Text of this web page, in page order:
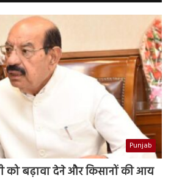
Punjab
को बढ़ावा देने और किसानों की आय